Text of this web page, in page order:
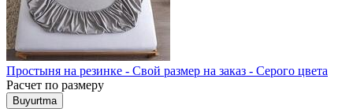
Простыня на резинке - Свой размер на заказ - Серого цвета
Расчет по размеру
Buyurtma